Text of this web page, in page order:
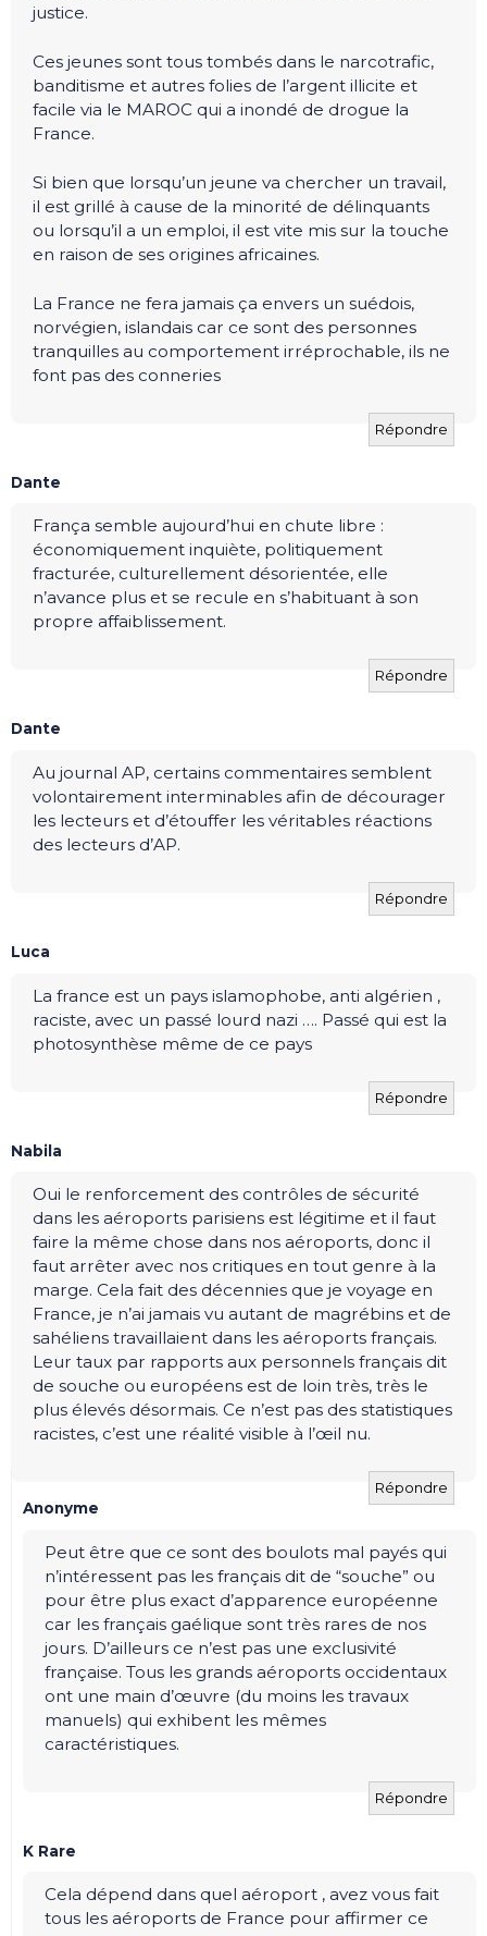
justice.
Ces jeunes sont tous tombés dans le narcotrafic,
banditisme et autres folies de l’argent illicite et
facile via le MAROC qui a inondé de drogue la
France.
Si bien que lorsqu’un jeune va chercher un travail,
il est grillé à cause de la minorité de délinquants
ou lorsqu’il a un emploi, il est vite mis sur la touche
en raison de ses origines africaines.
La France ne fera jamais ça envers un suédois,
norvégien, islandais car ce sont des personnes
tranquilles au comportement irréprochable, ils ne
font pas des conneries
Répondre
Dante
França semble aujourd’hui en chute libre :
économiquement inquiète, politiquement
fracturée, culturellement désorientée, elle
n’avance plus et se recule en s’habituant à son
propre affaiblissement.
Répondre
Dante
Au journal AP, certains commentaires semblent
volontairement interminables afin de décourager
les lecteurs et d’étouffer les véritables réactions
des lecteurs d’AP.
Répondre
Luca
La france est un pays islamophobe, anti algérien ,
raciste, avec un passé lourd nazi …. Passé qui est la
photosynthèse même de ce pays
Répondre
Nabila
Oui le renforcement des contrôles de sécurité
dans les aéroports parisiens est légitime et il faut
faire la même chose dans nos aéroports, donc il
faut arrêter avec nos critiques en tout genre à la
marge. Cela fait des décennies que je voyage en
France, je n’ai jamais vu autant de magrébins et de
sahéliens travaillaient dans les aéroports français.
Leur taux par rapports aux personnels français dit
de souche ou européens est de loin très, très le
plus élevés désormais. Ce n’est pas des statistiques
racistes, c’est une réalité visible à l’œil nu.
Répondre
Anonyme
Peut être que ce sont des boulots mal payés qui
n’intéressent pas les français dit de “souche” ou
pour être plus exact d’apparence européenne
car les français gaélique sont très rares de nos
jours. D’ailleurs ce n’est pas une exclusivité
française. Tous les grands aéroports occidentaux
ont une main d’œuvre (du moins les travaux
manuels) qui exhibent les mêmes
caractéristiques.
Répondre
K Rare
Cela dépend dans quel aéroport , avez vous fait
tous les aéroports de France pour affirmer ce